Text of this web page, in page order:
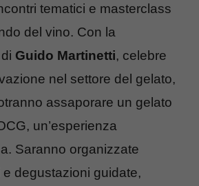
tematici e masterclass
del vino. Con la
Guido Martinetti, celebre
nel settore del gelato,
assaporare un gelato
un’esperienza
Saranno organizzate
degustazioni guidate,